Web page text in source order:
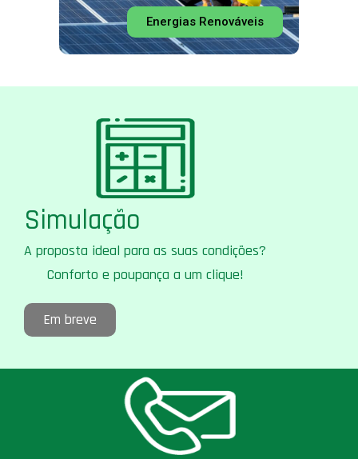
Energias Renováveis
Simulação
A proposta ideal para as suas condições?
Conforto e poupança a um clique!
Em breve